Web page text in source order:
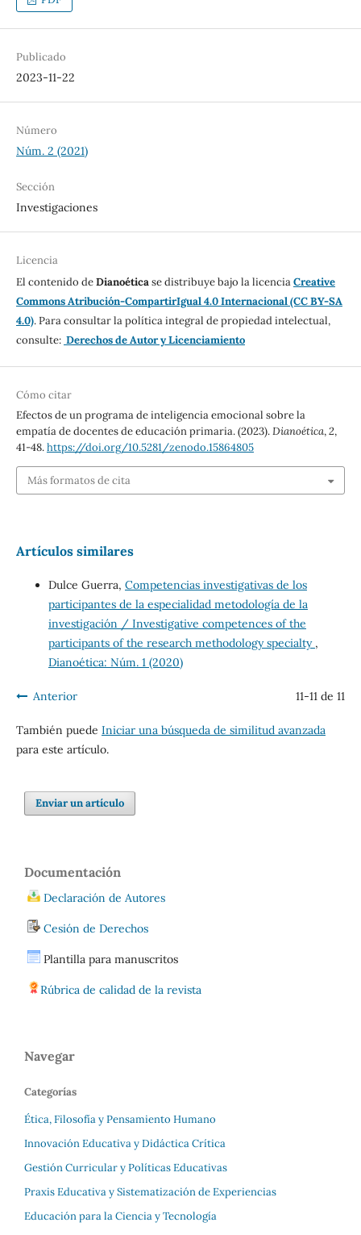
Publicado
2023-11-22
Número
Núm. 2 (2021)
Sección
Investigaciones
Licencia
El contenido deDianoéticase distribuye bajo la licenciaCreative
Commons Atribución-CompartirIgual 4.0 Internacional (CC BY-SA
4.0). Para consultar la política integral de propiedad intelectual,
consulte: Derechos de Autor y Licenciamiento
Cómo citar
Efectos de un programa de inteligencia emocional sobre la
empatía de docentes de educación primaria. (2023).Dianoética,2,
41-48.https://doi.org/10.5281/zenodo.15864805
Más formatos de cita
Artículos similares
Dulce Guerra, Competencias investigativas de los
participantes de la especialidad metodología de la
investigación / Investigative competences of the
participants of the research methodology specialty ,
Dianoética: Núm. 1 (2020)
Anterior 11-11 de 11
También puede Iniciar una búsqueda de similitud avanzada
para este artículo.
Enviar un artículo
Documentación
Declaración de Autores
Cesión de Derechos
Plantilla para manuscritos
Rúbrica de calidad de la revista
Navegar
Categorías
Ética, Filosofía y Pensamiento Humano
Innovación Educativa y Didáctica Crítica
Gestión Curricular y Políticas Educativas
Praxis Educativa y Sistematización de Experiencias
Educación para la Ciencia y Tecnología